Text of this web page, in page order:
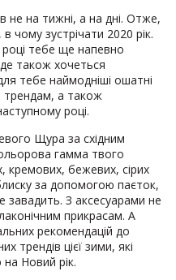
не на тижні, а на дні. Отже,
чому зустрічати 2020 рік.
році тебе ще напевно
також хочеться
тебе наймодніші ошатні
трендам, а також
році.
Щура за східним
гамма твого
кремових, бежевих, сірих
за допомогою паєток,
завадить. З аксесуарами не
прикрасам. А
рекомендацій до
трендів цієї зими, які
Новий рік.